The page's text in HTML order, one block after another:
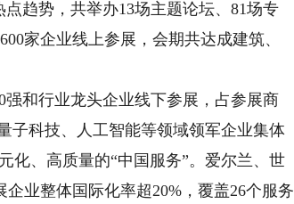
趋势，共举办13场主题论坛、81场专
家企业线上参展，会期共达成建筑、
和行业龙头企业线下参展，占参展商
子科技、人工智能等领域领军企业集体
化、高质量的“中国服务”。爱尔兰、世
业整体国际化率超20%，覆盖26个服务